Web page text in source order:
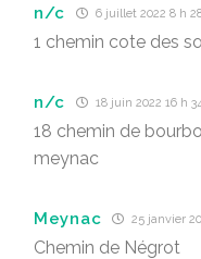
n/c 6 juillet 2022 8 h
1 chemin cote des
n/c 18 juin 2022 16 h
18 chemin de
meynac
Meynac 25 janvier
Chemin de Négrot